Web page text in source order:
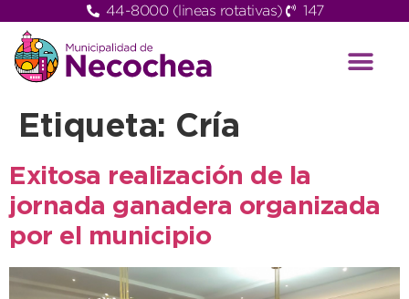
44-8000 (lineas rotativas) 147
Etiqueta: Cría
Exitosa realización de la
jornada ganadera organizada
por el municipio